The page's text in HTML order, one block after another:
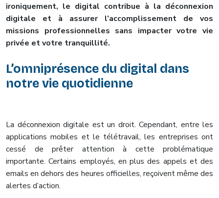
ironiquement, le digital contribue à la déconnexion
digitale et à assurer l’accomplissement de vos
missions professionnelles sans impacter votre vie
privée et votre tranquillité.
L’omniprésence du digital dans
notre vie quotidienne
La déconnexion digitale est un droit. Cependant, entre les
applications mobiles et le télétravail, les entreprises ont
cessé de prêter attention à cette problématique
importante. Certains employés, en plus des appels et des
emails en dehors des heures officielles, reçoivent même des
alertes d’action.